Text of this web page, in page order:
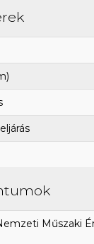
Műszaki